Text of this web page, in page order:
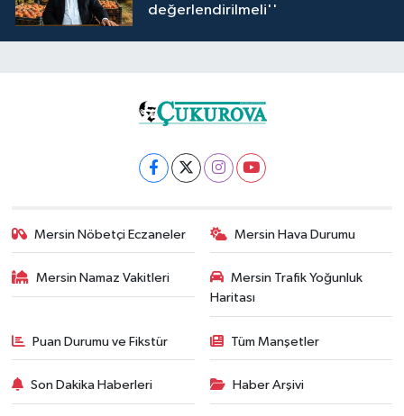
değerlendirilmeli''
Mersin Nöbetçi Eczaneler Mersin Hava Durumu
Mersin Namaz Vakitleri
Mersin Trafik Yoğunluk
Haritası
Puan Durumu ve Fikstür Tüm Manşetler
Son Dakika Haberleri Haber Arşivi